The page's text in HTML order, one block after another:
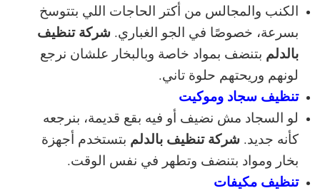
الكنب والمجالس من أكتر الحاجات اللي بتتوسخ
بسرعة، خصوصًا في الجو الغباري. شركة تنظيف
بالدلم بتنضف بمواد خاصة وبالبخار علشان نرجع
لونهم وريحتهم حلوة تاني.
تنظيف سجاد وموكيت
لو السجاد مش نضيف أو فيه بقع قديمة، بنرجعه
كأنه جديد. شركة تنظيف بالدلم بتستخدم أجهزة
بخار ومواد بتنضف وتطهر في نفس الوقت.
تنظيف مكيفات